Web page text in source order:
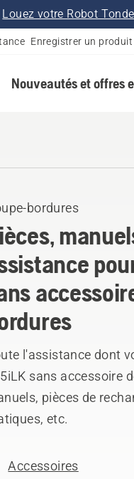
Louez votre Robot
Enregistrer un produit
Nouveautés et offres
bordures
l'assistance dont
sans accessoire
pièces de
etc.
Accessoires